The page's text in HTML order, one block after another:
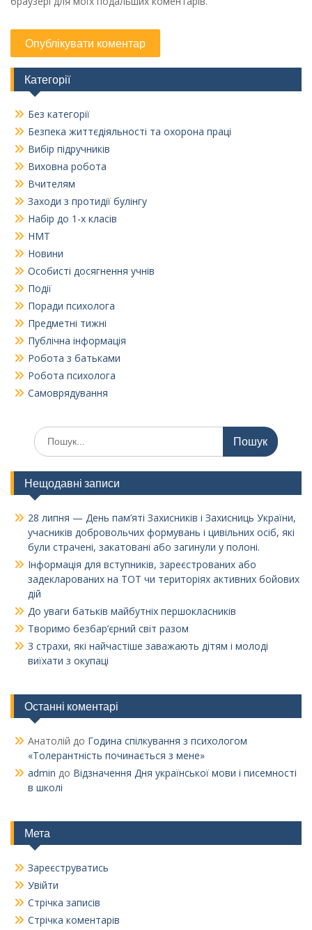
Категорії
Без категорії
Безпека життєдіяльності та охорона праці
Вибір підручників
Виховна робота
Вчителям
Заходи з протидії булінгу
Набір до 1-х класів
НМТ
Новини
Особисті досягнення учнів
Події
Поради психолога
Предметні тижні
Публічна інформація
Робота з батьками
Робота психолога
Самоврядування
Шукати:
Нещодавні записи
28 липня — День пам’яті Захисників і Захисниць України,
учасників добровольчих формувань і цивільних осіб, які
були страчені, закатовані або загинули у полоні.
Інформація для вступників, зареєстрованих або
задекларованих на ТОТ чи територіях активних бойових
дій
До уваги батьків майбутніх першокласників
Творимо безбар’єрний світ разом
3 страхи, які найчастіше заважають дітям і молоді
виїхати з окупаці
Останні коментарі
Анатолій до Година спілкування з психологом
«Толерантність починається з мене»
admin до Відзначення Дня української мови і писемності
в школі
Мета
Зареєструватись
Увійти
Стрічка записів
Стрічка коментарів